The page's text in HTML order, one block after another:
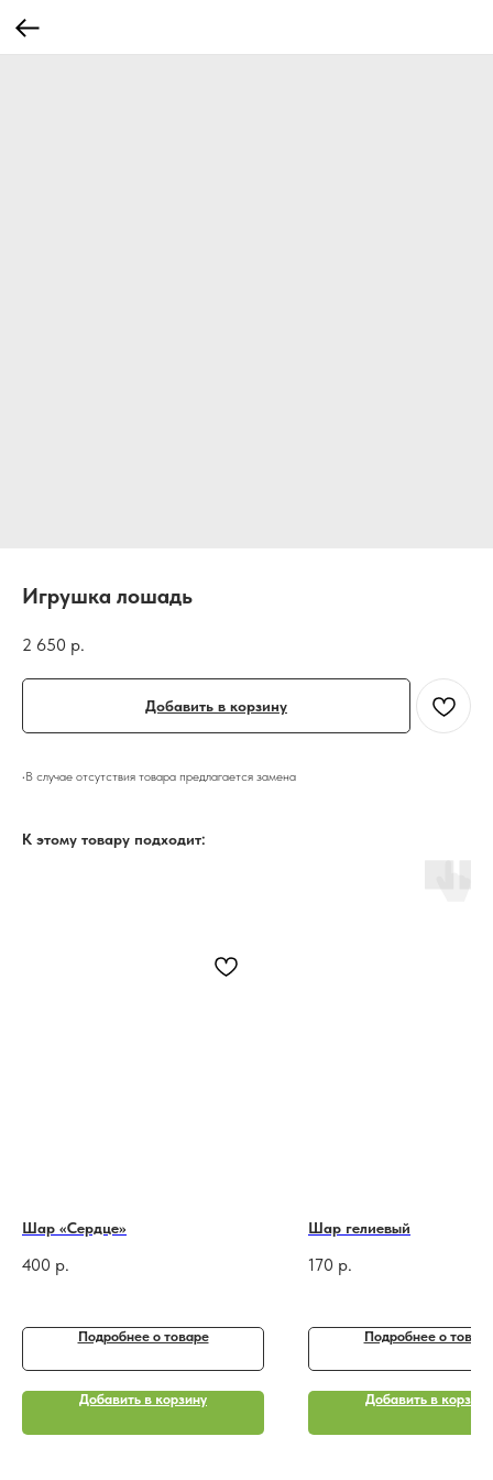
Игрушка лошадь
2 650 р.
Добавить в корзину
•В случае отсутствия товара предлагается замена
К этому товару подходит:
Шар «Сердце»
400 р.
Подробнее o товаре
Добавить в корзину
Шар гелиевый
170 р.
Подробнее o
Добавить в корзину